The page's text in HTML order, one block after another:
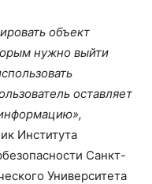
объект
нужно выйти
оставляет
Института
Санкт-
Университета